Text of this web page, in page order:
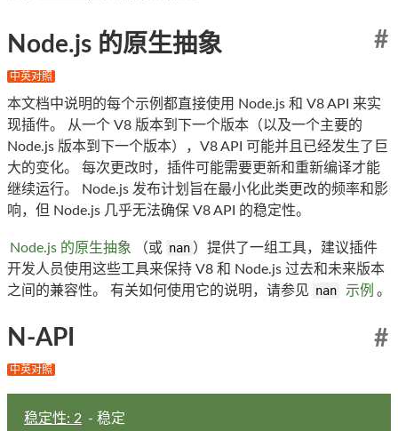
Node.js 的原生抽象 #
中英对照
本文档中说明的每个示例都直接使用 Node.js 和 V8 API 来实
现插件。 从一个 V8 版本到下一个版本（以及一个主要的
Node.js 版本到下一个版本），V8 API 可能并且已经发生了巨
大的变化。 每次更改时，插件可能需要更新和重新编译才能
继续运行。 Node.js 发布计划旨在最小化此类更改的频率和影
响，但 Node.js 几乎无法确保 V8 API 的稳定性。
Node.js 的原生抽象 （或 nan ）提供了一组工具，建议插件
开发人员使用这些工具来保持 V8 和 Node.js 过去和未来版本
之间的兼容性。 有关如何使用它的说明，请参见 nan 示例 。
N-API #
中英对照
稳定性: 2 - 稳定